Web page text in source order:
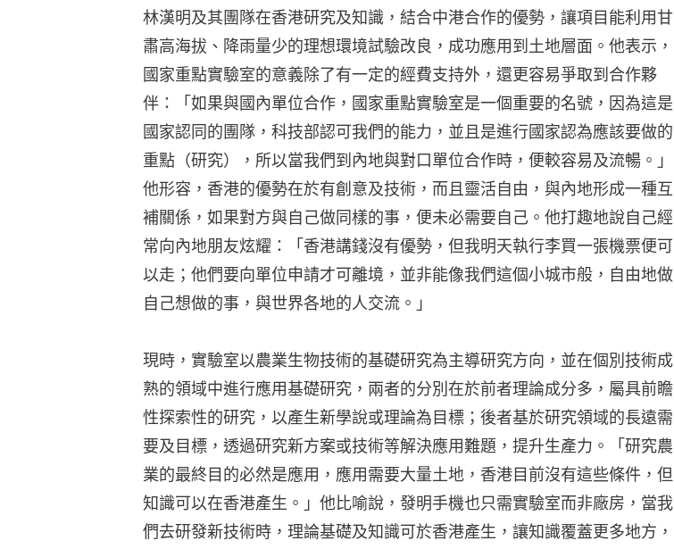
林漢明及其團隊在香港研究及知識，結合中港合作的優勢，讓項目能利用甘
肅高海拔、降雨量少的理想環境試驗改良，成功應用到土地層面。他表示，
國家重點實驗室的意義除了有一定的經費支持外，還更容易爭取到合作夥
伴：「如果與國內單位合作，國家重點實驗室是一個重要的名號，因為這是
國家認同的團隊，科技部認可我們的能力，並且是進行國家認為應該要做的
重點（研究），所以當我們到內地與對口單位合作時，便較容易及流暢。」
他形容，香港的優勢在於有創意及技術，而且靈活自由，與內地形成一種互
補關係，如果對方與自己做同樣的事，便未必需要自己。他打趣地說自己經
常向內地朋友炫耀：「香港講錢沒有優勢，但我明天執行李買一張機票便可
以走；他們要向單位申請才可離境，並非能像我們這個小城市般，自由地做
自己想做的事，與世界各地的人交流。」
現時，實驗室以農業生物技術的基礎研究為主導研究方向，並在個別技術成
熟的領域中進行應用基礎研究，兩者的分別在於前者理論成分多，屬具前瞻
性探索性的研究，以產生新學說或理論為目標；後者基於研究領域的長遠需
要及目標，透過研究新方案或技術等解決應用難題，提升生產力。「研究農
業的最終目的必然是應用，應用需要大量土地，香港目前沒有這些條件，但
知識可以在香港產生。」他比喻說，發明手機也只需實驗室而非廠房，當我
們去研發新技術時，理論基礎及知識可於香港產生，讓知識覆蓋更多地方，